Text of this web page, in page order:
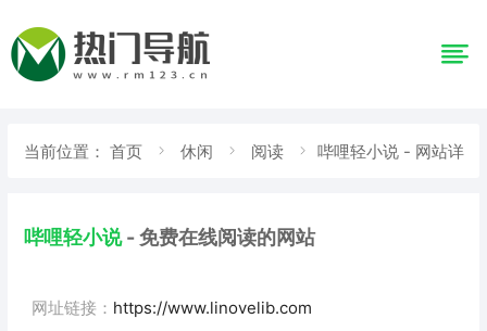
当前位置： 首页 休闲 阅读 哔哩轻小说 - 网站详
哔哩轻小说 - 免费在线阅读的网站
网址链接： https://www.linovelib.com